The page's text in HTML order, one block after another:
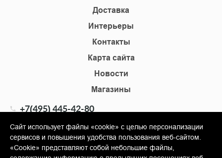
Доставка
Интерьеры
Контакты
Карта сайта
Новости
Магазины
+7(495) 445-42-80
info@shopkm.ru
Сайт использует файлы «cookie» с целью персонализации
сервисов и повышения удобства пользования веб-сайтом.
«Cookie» представляют собой небольшие файлы,